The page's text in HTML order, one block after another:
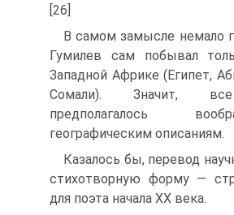
[26]
В самом замысле немало
Гумилев сам побывал
Западной Африке (Египет,
Сомали). Значит,
предполагалось
географическим описаниям.
Казалось бы, перевод
стихотворную форму —
для поэта начала ХХ века.